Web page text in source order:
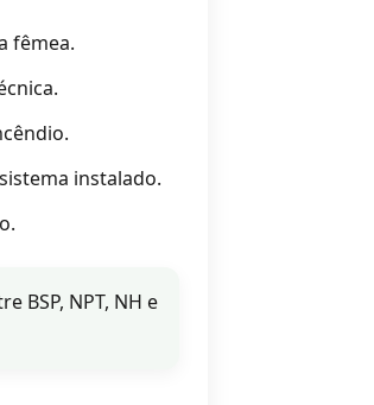
fêmea.
instalado.
BSP, NPT, NH e